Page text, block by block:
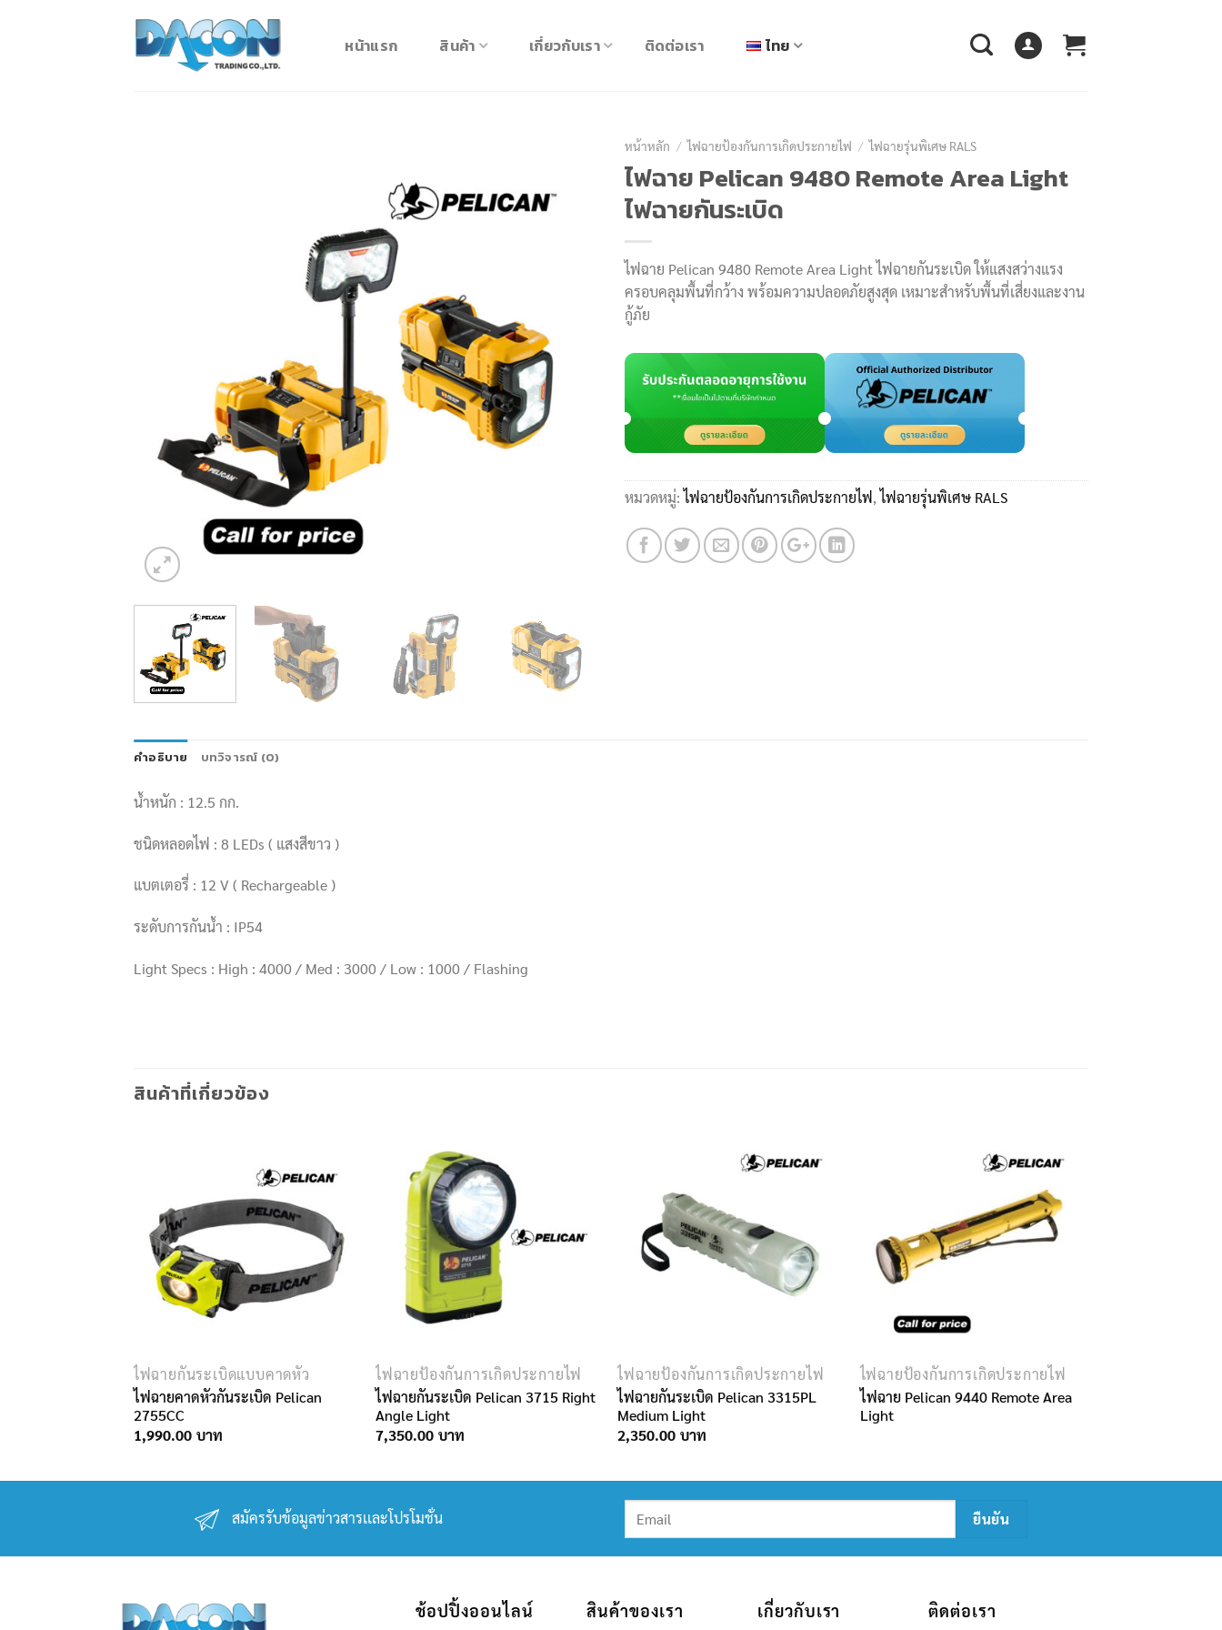
หน้าแรก สินค้า เกี่ยวกับเรา ติดต่อเรา ไทย
หน้าหลัก / ไฟฉายป้องกันการเกิดประกายไฟ / ไฟฉายรุ่นพิเศษ RALS
ไฟฉาย Pelican 9480 Remote Area Light
ไฟฉายกันระเบิด
ไฟฉาย Pelican 9480 Remote Area Light ไฟฉายกันระเบิด ให้แสงสว่างแรง
ครอบคลุมพื้นที่กว้าง พร้อมความปลอดภัยสูงสุด เหมาะสำหรับพื้นที่เสี่ยงและงาน
กู้ภัย
หมวดหมู่:ไฟฉายป้องกันการเกิดประกายไฟ,ไฟฉายรุ่นพิเศษ RALS
คำอธิบาย บทวิจารณ์ (0)
น้ำหนัก : 12.5 กก.
ชนิดหลอดไฟ : 8 LEDs ( แสงสีขาว )
แบตเตอรี่ : 12 V ( Rechargeable )
ระดับการกันน้ำ : IP54
Light Specs : High : 4000 / Med : 3000 / Low : 1000 / Flashing
สินค้าที่เกี่ยวข้อง
ไฟฉายกันระเบิดแบบคาดหัว
ไฟฉายคาดหัวกันระเบิด Pelican
2755CC
1,990.00
ไฟฉายป้องกันการเกิดประกายไฟ
ไฟฉายกันระเบิด Pelican 3715 Right
Angle Light
7,350.00
ไฟฉายป้องกันการเกิดประกายไฟ
ไฟฉายกันระเบิด Pelican 3315PL
Medium Light
2,350.00
ไฟฉายป้องกันการเกิดประกายไฟ
ไฟฉาย Pelican 9440 Remote Area
Light
สมัครรับข้อมูลข่าวสารเเละโปรโมชั่น
ช้อปปิ้งออนไลน์ สินค้าของเรา เกี่ยวกับเรา ติดต่อเรา